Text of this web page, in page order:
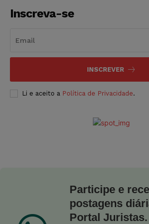
Inscreva-se
INSCREVER
Li e aceito a Política de Privacidade.
Participe e
postagens
Portal Juristas.